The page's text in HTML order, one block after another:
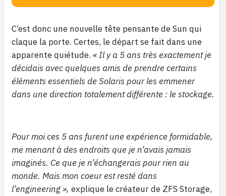
C’est donc une nouvelle tête pensante de Sun qui
claque la porte. Certes, le départ se fait dans une
apparente quiétude. « Il y a 5 ans très exactement je
décidais avec quelques amis de prendre certains
éléments essentiels de Solaris pour les emmener
dans une direction totalement différente : le stockage.
Pour moi ces 5 ans furent une expérience formidable,
me menant à des endroits que je n’avais jamais
imaginés. Ce que je n’échangerais pour rien au
monde. Mais mon coeur est resté dans
l’engineering », explique le créateur de ZFS Storage,